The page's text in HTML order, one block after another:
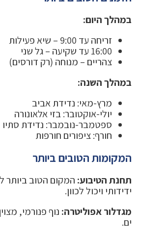
במהלך היום:
זריחה עד 9:00 – שיא פעילות
16:00 עד שקיעה – גל שני
צהריים – מנוחה (רק דורסים)
במהלך השנה:
מרץ-מאי: נדידת אביב
יולי-אוקטובר: בזי אלאונורה
ספטמבר-נובמבר: נדידת סתיו
חורף: ציפורים חורפות
המקומות הטובים ביותר
תחנת הטיבוע: המקום הטוב ביותר
ידידותי ויכול לכוון.
מגדלור אפוליטרה: נוף פנורמי,
ים.